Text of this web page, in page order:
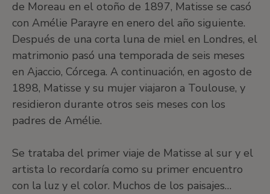
de Moreau en el otoño de 1897, Matisse se casó
con Amélie Parayre en enero del año siguiente.
Después de una corta luna de miel en Londres, el
matrimonio pasó una temporada de seis meses
en Ajaccio, Córcega. A continuación, en agosto de
1898, Matisse y su mujer viajaron a Toulouse, y
residieron durante otros seis meses con los
padres de Amélie.
Se trataba del primer viaje de Matisse al sur y el
artista lo recordaría como su primer encuentro
con la luz y el color. Muchos de los paisajes